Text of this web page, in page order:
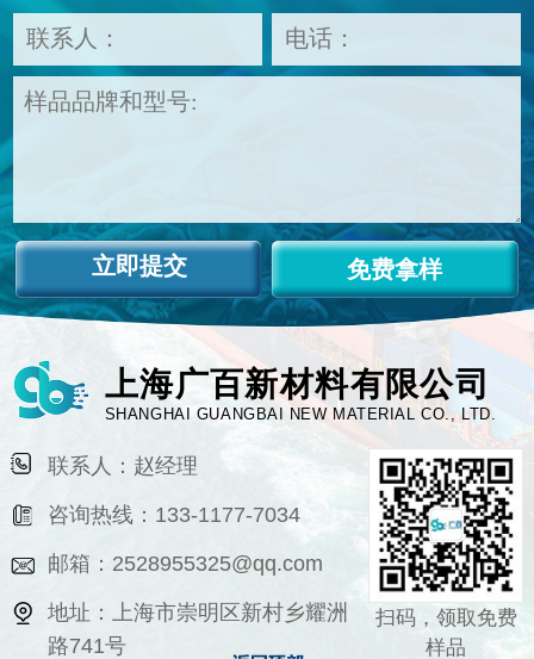
免费拿样
上海广百新材料有限公司
SHANGHAI GUANGBAI NEW MATERIAL CO., LTD.
扫码，领取免费
样品
联系人：赵经理
咨询热线：133-1177-7034
邮箱：2528955325@qq.com
地址：上海市崇明区新村乡耀洲
路741号